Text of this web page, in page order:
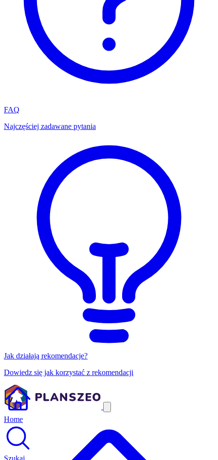
FAQ
Najczęściej zadawane pytania
Jak działają rekomendacje?
Dowiedz się jak korzystać z rekomendacji
Home
Szukaj